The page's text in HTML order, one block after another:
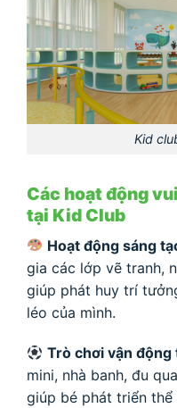
Kid
Các hoạt động
tại Kid Club
Hoạt động sáng
gia các lớp vẽ tranh,
giúp phát huy trí
léo của mình.
Trò chơi vận động
mini, nhà banh, đu
giúp bé phát triển